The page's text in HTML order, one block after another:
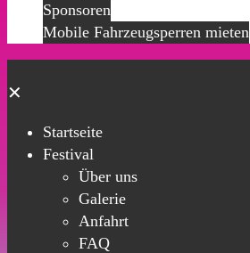
Sponsoren
Mobile Fahrzeugsperren mieten
✕
Startseite
Festival
Über uns
Galerie
Anfahrt
FAQ